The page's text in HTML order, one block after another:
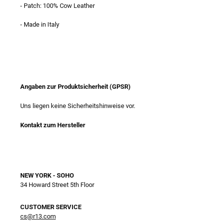
- Patch: 100% Cow Leather
- Made in Italy
Angaben zur Produktsicherheit (GPSR)
Uns liegen keine Sicherheitshinweise vor.
Kontakt zum Hersteller
NEW YORK - SOHO
34 Howard Street 5th Floor
CUSTOMER SERVICE
cs@r13.com